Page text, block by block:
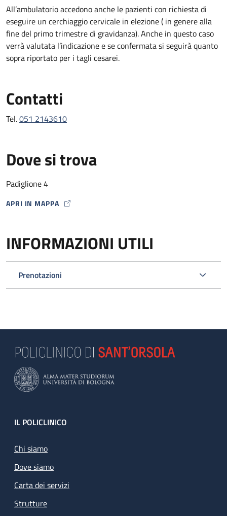
All’ambulatorio accedono anche le pazienti con richiesta di
eseguire un cerchiaggio cervicale in elezione ( in genere alla
fine del primo trimestre di gravidanza). Anche in questo caso
verrà valutata l’indicazione e se confermata si seguirà quanto
sopra riportato per i tagli cesarei.
Contatti
Tel.051 2143610
Dove si trova
Padiglione 4
APRI IN MAPPA
MAP ICON
INFORMAZIONI UTILI
Prenotazioni
Footer
IL POLICLINICO
Chi siamo
Dove siamo
Carta dei servizi
Strutture